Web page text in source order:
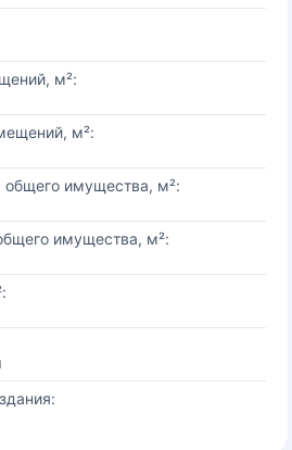
м²:
м²:
имущества, м²:
имущества, м²: